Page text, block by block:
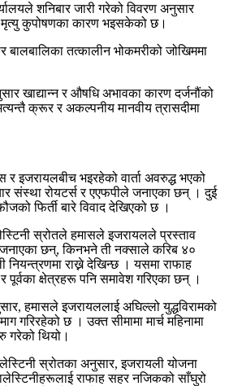
शनिबार जारी गरेको विवरण अनुसार
मृत्यु कुपोषणका कारण भइसकेको छ।
बालबालिका तत्कालीन भोकमरीको जोखिममा
खाद्यान्न र औषधि अभावका कारण दर्जनौंको
क्रूर र अकल्पनीय मानवीय त्रासदीमा
र इजरायलबीच भइरहेको वार्ता अवरुद्ध भएको
संस्था रोयटर्स र एएफपीले जनाएका छन् । दुई
फिर्ती बारे विवाद देखिएको छ ।
स्रोतले हमासले इजरायलले प्रस्ताव
जनाएका छन्, किनभने ती नक्साले करिब ४०
नियन्त्रणमा राख्ने देखिन्छ । यसमा राफाह
पूर्वका क्षेत्रहरू पनि समावेश गरिएका छन् ।
हमासले इजरायललाई अघिल्लो युद्धविरामको
गरिरहेको छ । उक्त सीमामा मार्च महिनामा
थियो।
स्रोतका अनुसार, इजरायली योजना
राफाह सहर नजिकको साँघुरो